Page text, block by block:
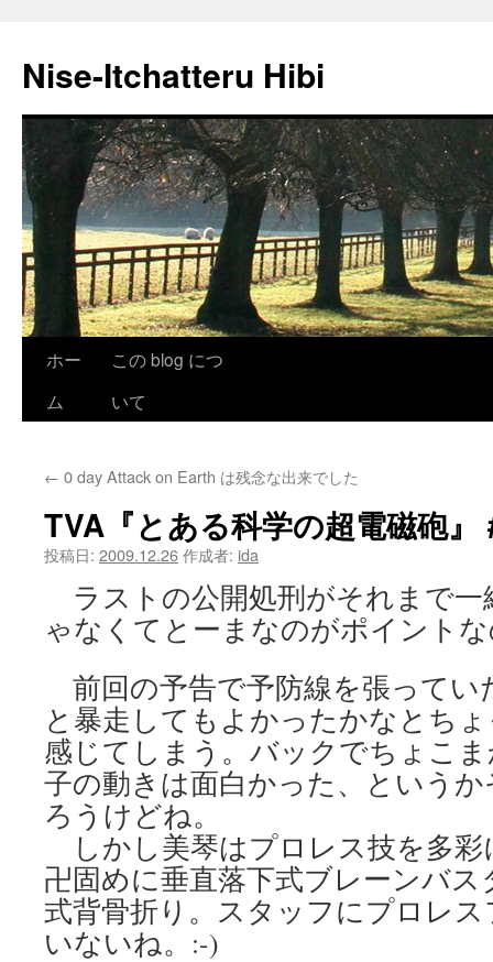
Nise-Itchatteru Hibi
ン
ツ
へ
ホー
ム
この blog につ
いて
← 0 day Attack on Earth は残念な出来でした
TVA『とある科学の超電磁砲』
投稿日: 2009.12.26作成者: ida
ラストの公開処刑がそれまで
ゃなくてとーまなのがポイント
前回の予告で予防線を張ってい
と暴走してもよかったかなとち
感じてしまう。バックでちょこ
子の動きは面白かった、という
ろうけどね。
しかし美琴はプロレス技を多彩
卍固めに垂直落下式ブレーンバ
式背骨折り。スタッフにプロレ
いないね。:-)